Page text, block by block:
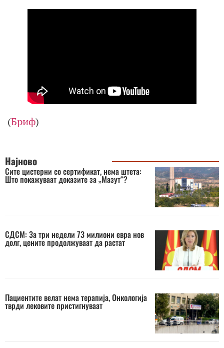
(Бриф)
Најново
Сите цистерни со сертификат, нема штета:
Што покажуваат доказите за „Мазут“?
СДСМ: За три недели 73 милиони евра нов
долг, цените продолжуваат да растат
Пациентите велат нема терапија, Онкологија
тврди лековите пристигнуваат